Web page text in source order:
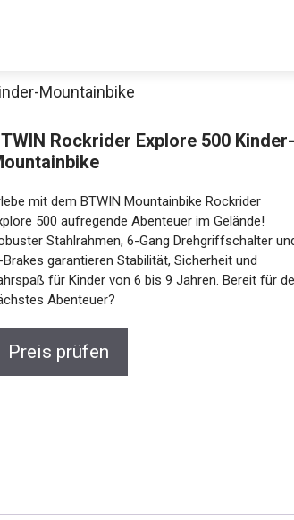
Mountainbike
Rockrider Explore 500 Kinder-
mit dem BTWIN Mountainbike Rockrider
500 aufregende Abenteuer im Gelände!
Stahlrahmen, 6-Gang Drehgriffschalter und
garantieren Stabilität, Sicherheit und
für Kinder von 6 bis 9 Jahren. Bereit für
nächstes Abenteuer?
Preis prüfen
Jetzt anschauen